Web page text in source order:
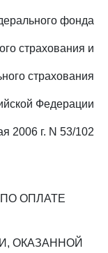
фонда
страхования и
страхования
Федерации
2006 г. N 53/102
ОПЛАТЕ
ОКАЗАННОЙ